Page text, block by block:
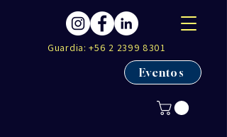
Guardia:+56 2 2399 8301
Eventos